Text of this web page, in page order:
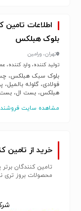
اطلاعات تامین
بلوک هبلکس
تهران، ورامین
تولید کننده، وارد
بلوک سبک هبلکس،
فولادی، گلوله
هبلکس، بست ال، بست
مشاهده سایت
خرید از تامین
تامین کنندگان
محصولات بروز تری